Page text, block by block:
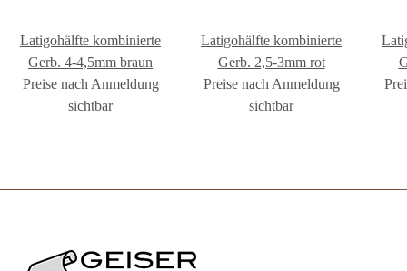
Latigohälfte kombinierte
Gerb. 4-4,5mm braun
Preise nach Anmeldung
sichtbar
Latigohälfte kombinierte
Gerb. 2,5-3mm rot
Preise nach Anmeldung
sichtbar